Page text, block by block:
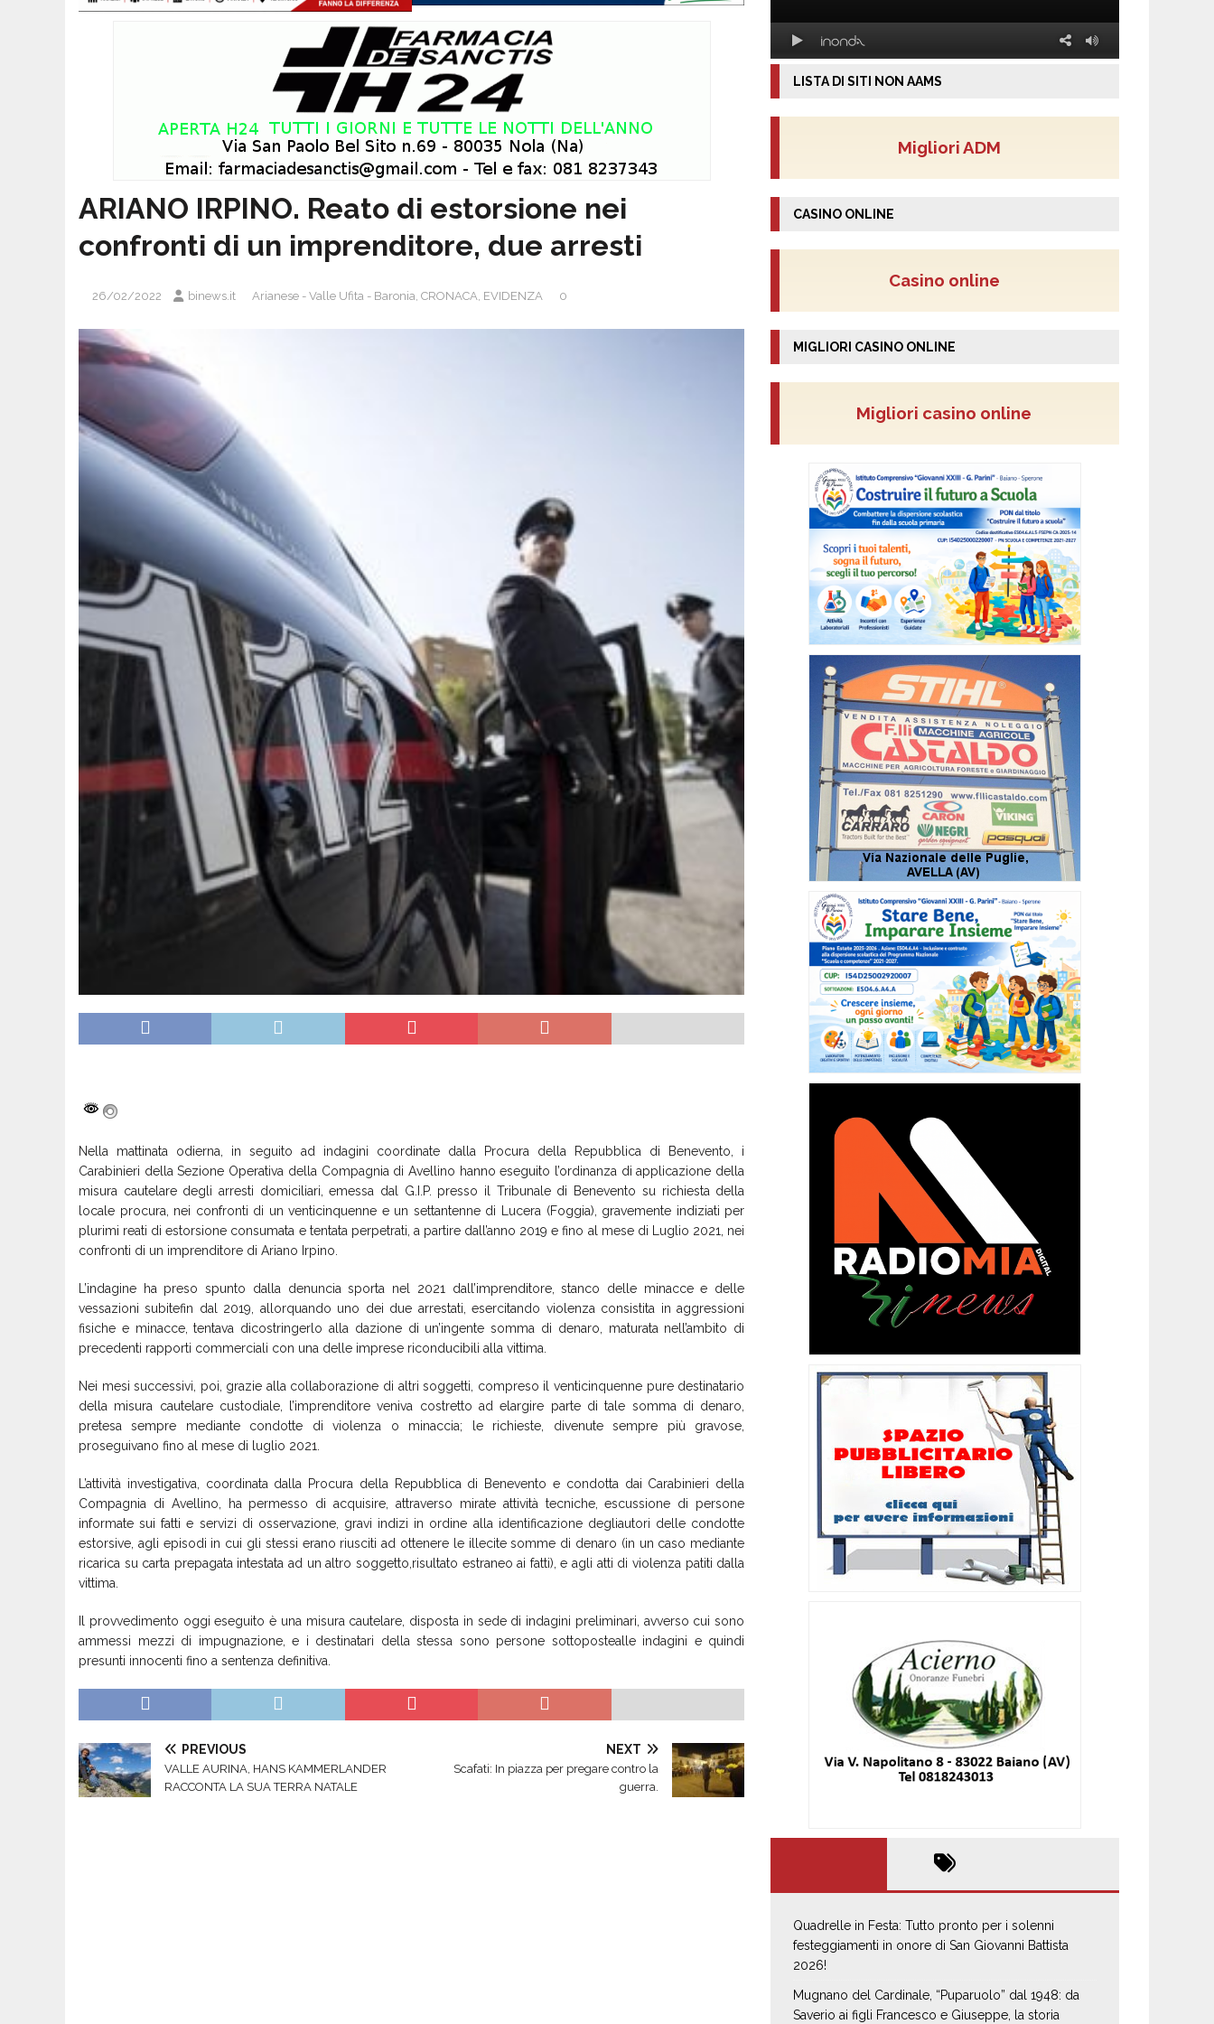
ARIANO IRPINO. Reato di estorsione nei
confronti di un imprenditore, due arresti
26/02/2022 binews.it Arianese - Valle Ufita - Baronia, CRONACA, EVIDENZA 0
Nell a mattinata odierna, in seguito ad indagini coordinate dalla Procura della Repubblica di Benevento
i
Carabinieri dellaSezione Operativa della Compagnia di Avellino hanno eseguito l’ordinanza di applicazione della
misura cautelare degli arresti domiciliari, emessa dal G.I.P. presso i Tribunale di Benevento su richiesta della
locale procura,
nei confronti di un venticinquenne e un settantennedi Lucera (Foggia)
gravemente indiziati per
plurimi reati di estorsione consumata e tentata perpetrati , a partire dall’anno 2019 e fino al mese di Luglio 2021,
nei
confronti di un imprenditore di Ariano Irpino
L’indagine ha presospunto dalla denuncia sporta nel 2021 dall ’imprenditore,
stanco delle minacce e delle
vessazioni subitefin dal 2019 allorquando uno dei due arrestati, esercitando violenza consistita inaggressioni
fisiche e minacce,tentava dicostringerlo alla dazione di un’ingente somma di denaro
maturata nell’ambito di
precedenti rapporti commerciali con una delle imprese riconducibili alla vittima.
Nei mesi successivi, poi, grazie alla collaborazione di altri soggetti, compreso il venticinquenne pure destinatario
della misura cautelare custodiale, l’imprenditore veniva costretto ad elargire parte di tale somma di denaro
pretesa sempre mediante condotte di violenza o minaccia; le richieste, divenute sempre più gravose,
proseguivano fino al mese di
uglio 2021.
L’attività investigativa coordinata dalla Procura della Repubblica di Benevento e condotta dai Carabinieri della
Compagnia di Avellino,
ha permesso diacquisire, attraverso mirate attività tecniche, escussione di persone
informate sui fatti e servizi di osservazione, gravi indizi in ordine alla identificazione degliautori delle condotte
estorsive , agli episodi in cui gli stessi erano riusciti ad ottenerel e illecitesomme di denaro (in un caso mediante
ricarica su carta prepagata intestata ad un altro soggetto risultato estraneo ai fatti) , e agli atti di violenza patiti dalla
vittima
Il provvedimento oggi eseguito è una misura cautelare disposta in sede di indagini preliminari, avverso cui sono
ammessi mezzi di impugnazione, e i destinatari della stessa sono persone sottopostealle indagini e quindi
presunti innocenti fino a sentenza definitiva.
PREVIOUS
VALLE AURINA, HANS KAMMERLANDER
RACCONTA LA SUA TERRA NATALE
NEXT
Scafati: In piazza per pregare contro la
guerra.
LISTA DI SITI NON AAMS
Migliori ADM
CASINO ONLINE
Casino online
MIGLIORI CASINO ONLINE
Migliori casino online
Quadrelle in Festa: Tutto pronto per i solenni
festeggiamenti in onore di San Giovanni Battista
2026!
Mugnano del Cardinale, “Puparuolo” dal 1948: da
Saverio ai figli Francesco e Giuseppe, la storia